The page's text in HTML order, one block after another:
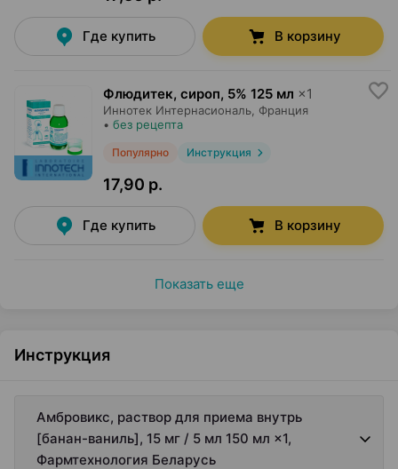
Где купить В корзину
Флюдитек, сироп, 5% 125 мл ×1
Иннотек Интернасиональ , Франция
• без рецепта
Популярно Инструкция
17,90 р.
Где купить В корзину
Показать еще
Инструкция
Амбровикс, раствор для приема внутрь
[банан-ваниль], 15 мг / 5 мл 150 мл ×1,
Фармтехнология Беларусь